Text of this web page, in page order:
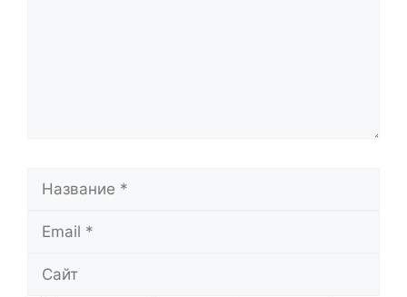
Название
Email
Сайт